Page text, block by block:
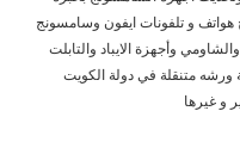
و تلفونات ايفون وسامسونج
وأجهزة الايباد والتابلت
2021 من خلال خدمة ورشه متنقلة في دولة الكويت
و غيرها